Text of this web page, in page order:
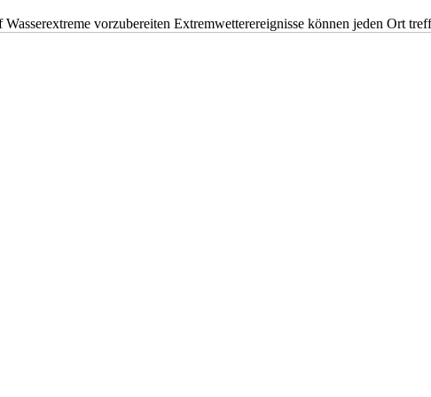
vorzubereiten Extremwetterereignisse können jeden Ort